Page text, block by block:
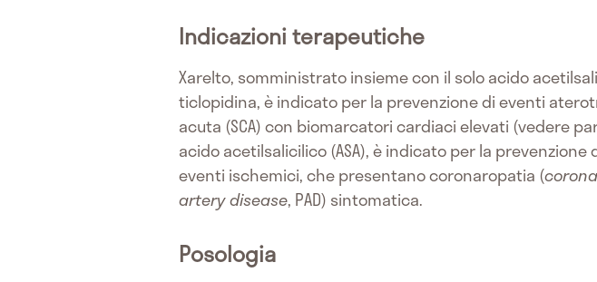
Indicazioni terapeutiche
Xarelto, somministrato insieme con il solo acido
ticlopidina, è indicato per la prevenzione di eventi
acuta (SCA) con biomarcatori cardiaci elevati (vedere
acido acetilsalicilico (ASA), è indicato per la
eventi ischemici, che presentano coronaropatia (
artery disease, PAD) sintomatica.
Posologia